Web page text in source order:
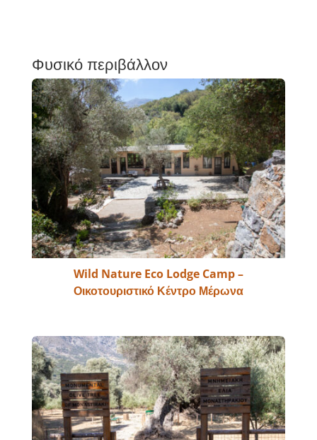
Φυσικό περιβάλλον
Wild Nature Eco Lodge Camp –
Οικοτουριστικό Κέντρο Μέρωνα